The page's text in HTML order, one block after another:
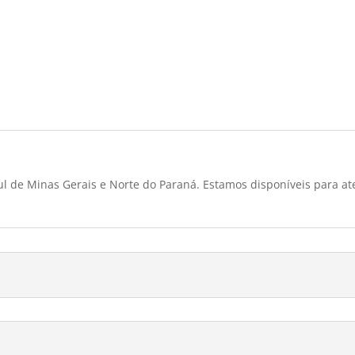
de Minas Gerais e Norte do Paraná. Estamos disponíveis para